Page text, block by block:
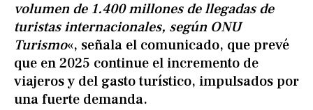
volumen de 1.400 millones de llegadas de
turistas internacionales, según ONU
Turismo«, señala el comunicado, que prevé
que en 2025 continue el incremento de
viajeros y del gasto turístico, impulsados por
una fuerte demanda.